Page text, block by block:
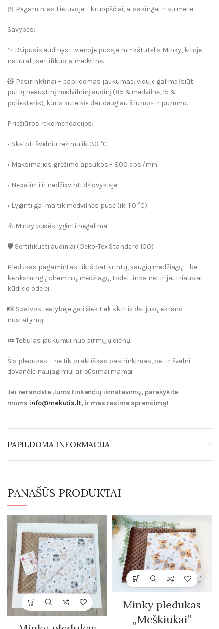
🎀 Pagamintas Lietuvoje – kruopščiai, atsakingai ir su meile.
Savybės:
✨ Dvipusis audinys – vienoje pusėje minkštutėlis Minky, kitoje –
natūrali, sertifikuota medvilnė.
🧸 Pasirinktinai – papildomas jaukumas: viduje galime įsiūti
putlų neaustinį medvilninį audinį (85 % medvilnė, 15 %
poliesteris), kuris suteikia dar daugiau šilumos ir purumo.
Priežiūros rekomendacijos:
• Skalbti švelniu režimu iki 30 °C
• Maksimalios gręžimo apsukos – 800 aps./min
• Nebalinti ir nedžiovinti džiovyklėje
• Lyginti galima tik medvilnės pusę (iki 110 °C).
⚠️ Minky pusės lyginti negalima
🛡️ Sertifikuoti audiniai (Oeko-Tex Standard 100)
Pledukas pagamintas tik iš patikrintų, saugių medžiagų – be
kenksmingų cheminių medžiagų, todėl tinka net ir jautriausiai
kūdikio odelei.
📸 Spalvos realybėje gali šiek tiek skirtis dėl jūsų ekrano
nustatymų.
💤 Tobulas jaukumui nuo pirmųjų dienų.
Šis pledukas – ne tik praktiškas pasirinkimas, bet ir švelni
dovanėlė naujagimiui ar būsimai mamai.
Jei nerandate Jums tinkančių išmatavimų, parašykite
mums info@mekutis.lt, ir mes rasime sprendimą!
PAPILDOMA INFORMACIJA
PANAŠŪS PRODUKTAI
Minky pledukas
„Meškiukai”